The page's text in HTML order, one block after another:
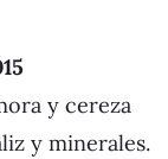
5
y cereza
y minerales.